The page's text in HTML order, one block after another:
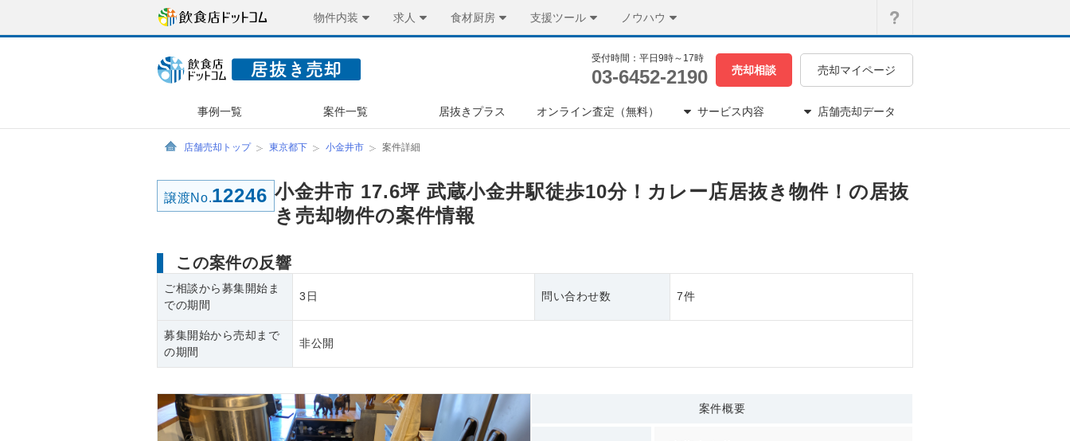
物件内装 求人 食材厨房 支援ツール ノウハウ
受付時間：平日9時～17時
03-6452-2190 売却相談 売却マイページ
事例一覧 案件一覧 居抜きプラス オンライン査定（無料） サービス内容 店舗売却データ
店舗売却トップ 東京都下 小金井市 案件詳細
譲渡No.12246 小金井市 17.6坪 武蔵小金井駅徒歩10分！カレー店居抜き物件！の居抜
き売却物件の案件情報
この案件の反響
ご相談から募集開始ま
での期間
3日 問い合わせ数 7件
募集開始から売却まで
の期間
非公開
案件概要